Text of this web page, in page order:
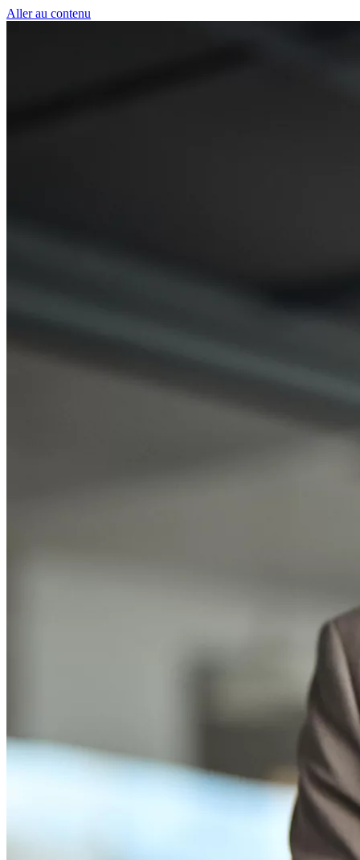
Aller au contenu
Panneau de gestion des cookies